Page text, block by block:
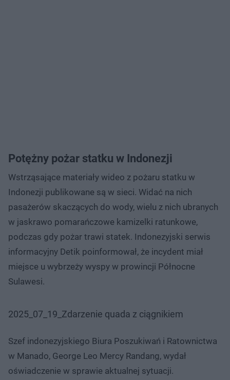
Potężny pożar statku w Indonezji
Wstrząsające materiały wideo z pożaru statku w
Indonezji publikowane są w sieci. Widać na nich
pasażerów skaczących do wody, wielu z nich ubranych
w jaskrawo pomarańczowe kamizelki ratunkowe,
podczas gdy pożar trawi statek. Indonezyjski serwis
informacyjny Detik poinformował, że incydent miał
miejsce u wybrzeży wyspy w prowincji Północne
Sulawesi.
2025_07_19_Zdarzenie quada z ciągnikiem
Szef indonezyjskiego Biura Poszukiwań i Ratownictwa
w Manado, George Leo Mercy Randang, wydał
oświadczenie w sprawie aktualnej sytuacji.